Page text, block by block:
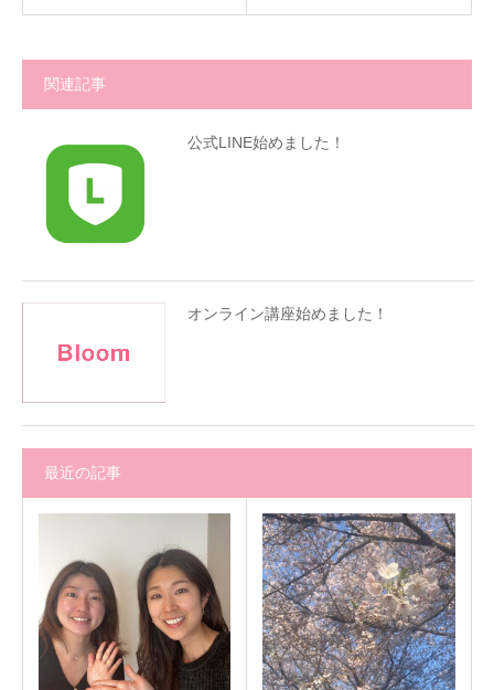
関連記事
公式LINE始めました！
オンライン講座始めました！
最近の記事